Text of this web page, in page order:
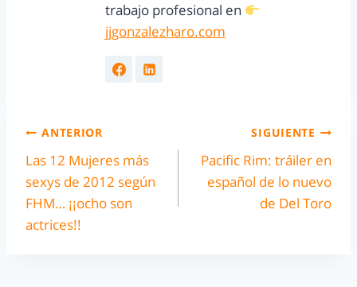
trabajo profesional en
jjgonzalezharo.com
ANTERIOR
Las 12 Mujeres más
sexys de 2012 según
FHM… ¡¡ocho son
actrices!!
SIGUIENTE
Pacific Rim: tráiler en
español de lo nuevo
de Del Toro